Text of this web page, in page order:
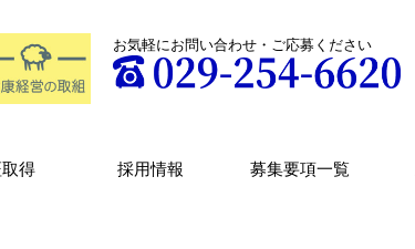
お気軽にお問い合わせ・ご応募ください
得 採用情報 募集要項一覧